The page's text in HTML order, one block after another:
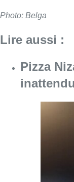
Photo: Belga
Lire aussi :
Pizza